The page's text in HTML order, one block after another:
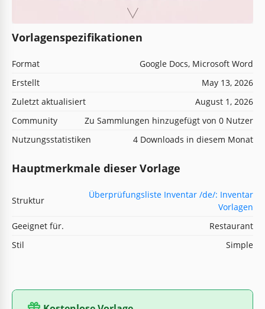
Vorlagenspezifikationen
Format
Google Docs, Microsoft Word
Erstellt
May 13, 2026
Zuletzt aktualisiert
August 1, 2026
Community
Zu Sammlungen hinzugefügt von 0 Nutzer
Nutzungsstatistiken
4 Downloads in diesem Monat
Hauptmerkmale dieser Vorlage
Struktur
Überprüfungsliste Inventar /de/: Inventar
Vorlagen
Geeignet für.
Restaurant
Stil
Simple